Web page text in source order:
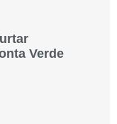
Verde